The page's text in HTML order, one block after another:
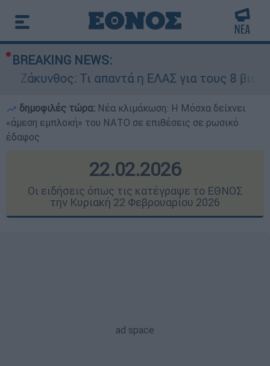
BREAKING NEWS:
απαντά η ΕΛΑΣ για τους 8 βιασμούς
δημοφιλές τώρα: Νέα κλιμάκωση: Η Μόσχα δείχνει
«άμεση εμπλοκή» του ΝΑΤΟ σε επιθέσεις σε ρωσικό
έδαφος
22.02.2026
Οι ειδήσεις όπως τις κατέγραψε το ΕΘΝΟΣ
την Κυριακή 22 Φεβρουαρίου 2026